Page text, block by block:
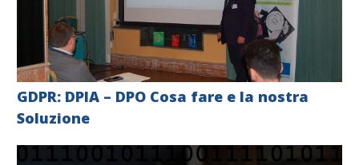
GDPR: DPIA – DPO Cosa fare e la nostra
Soluzione